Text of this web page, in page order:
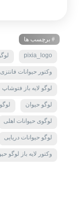
# برچسب ها
pixia_logo
وکتور حیوانات فانتزی
لوگو لایه باز فتوشاپ
لوگو حیوان
لوگوی حیوانات اهلی
لوگو حیوانات دریایی
وکتور لایه باز لوگو